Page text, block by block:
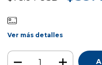
Ver más detalles